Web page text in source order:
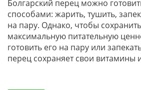
Болгарский перец можно
способами: жарить, тушить,
на пару. Однако, чтобы
максимальную питательную
готовить его на пару или
перец сохраняет свои витамины